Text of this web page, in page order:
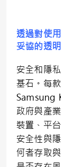
透過對使
妥協的透
安全和隱
基石。每
Samsung
政府與產
裝置、平
安全性與
何者存取